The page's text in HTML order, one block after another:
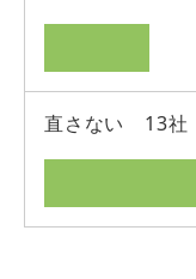
直さない 13社